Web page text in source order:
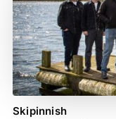
Skipinnish